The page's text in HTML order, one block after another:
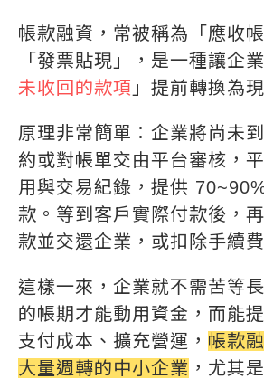
帳款融資，常被稱為「應收
「發票貼現」，是一種讓企
未收回的款項 」提前轉換為
原理非常簡單：企業將尚未
約或對帳單交由平台審核，
用與交易紀錄，提供
款。等到客戶實際付款後，
款並交還企業，或扣除手續
這樣一來，企業就不需苦等
的帳期才能動用資金，而能
支付成本、擴充營運， 帳款
大量週轉的中小企業 ，尤其